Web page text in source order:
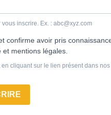
inscrire. Ex. : abc@xyz.com
confirme avoir pris
mentions légales.
cliquant sur le lien présent dans nos